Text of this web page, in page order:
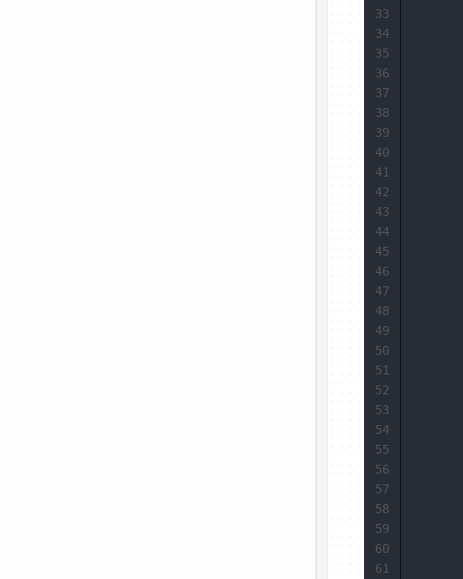
33
34
35
36
37
38
39
40
41
42
43
44
45
46
47
48
49
50
51
52
53
54
55
56
57
58
59
60
61